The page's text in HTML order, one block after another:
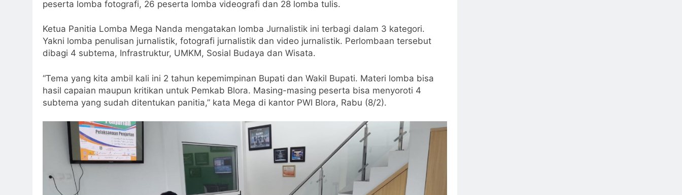
peserta lomba fotografi, 26 peserta lomba videografi dan 28 lomba tulis.
Ketua Panitia Lomba Mega Nanda mengatakan lomba Jurnalistik ini terbagi dalam 3 kategori.
Yakni lomba penulisan jurnalistik, fotografi jurnalistik dan video jurnalistik. Perlombaan tersebut
dibagi 4 subtema, Infrastruktur, UMKM, Sosial Budaya dan Wisata.
“Tema yang kita ambil kali ini 2 tahun kepemimpinan Bupati dan Wakil Bupati. Materi lomba bisa
hasil capaian maupun kritikan untuk Pemkab Blora. Masing-masing peserta bisa menyoroti 4
subtema yang sudah ditentukan panitia,” kata Mega di kantor PWI Blora, Rabu (8/2).